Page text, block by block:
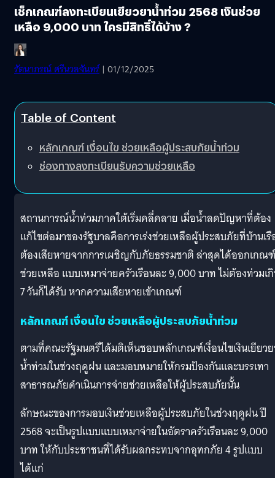
เช็กเกณฑ์ลงทะเบียนเยียวยาน้ำท่วม 2568 เงินช่วย
เหลือ 9,000 บาท ใครมีสิทธิ์ได้บ้าง ?
รัตนาภรณ์ ศรีนวลจันทร์| 01/12/2025
Table of Content
หลักเกณฑ์ เงื่อนไข ช่วยเหลือผู้ประสบภัยน้ำท่วม
ช่องทางลงทะเบียนรับความช่วยเหลือ
สถานการณ์น้ำท่วมภาคใต้เริ่มคลี่คลาย เมื่อน้ำลดปัญหาที่ต้อง
แก้ไขต่อมาของรัฐบาลคือการเร่งช่วยเหลือผู้ประสบภัยที่บ้านเ
ต้องเสียหายจากการเผชิญกับภัยธรรมชาติ ล่าสุดได้ออกเกณฑ์
ช่วยเหลือ แบบเหมาจ่ายครัวเรือนละ 9,000 บาท ไม่ต้องท่วมเ
7 วันก็ได้รับ หากความเสียหายเข้าเกณฑ์
หลักเกณฑ์ เงื่อนไข ช่วยเหลือผู้ประสบภัยน้ำท่วม
ตามที่คณะรัฐมนตรีได้มติเห็นชอบหลักเกณฑ์เงื่อนไขเงินเยียว
น้ำท่วมในช่วงฤดูฝน และมอบหมายให้กรมป้องกันและบรรเทา
สาธารณภัยดำเนินการจ่ายช่วยเหลือให้ผู้ประสบภัยนั้น
ลักษณะของการมอบเงินช่วยเหลือผู้ประสบภัยในช่วงฤดูฝน ปี
2568 จะเป็นรูปแบบแบบเหมาจ่ายในอัตราครัวเรือนละ 9,000
บาท ให้กับประชาชนที่ได้รับผลกระทบจากอุทกภัย 4 รูปแบบ
ได้แก่